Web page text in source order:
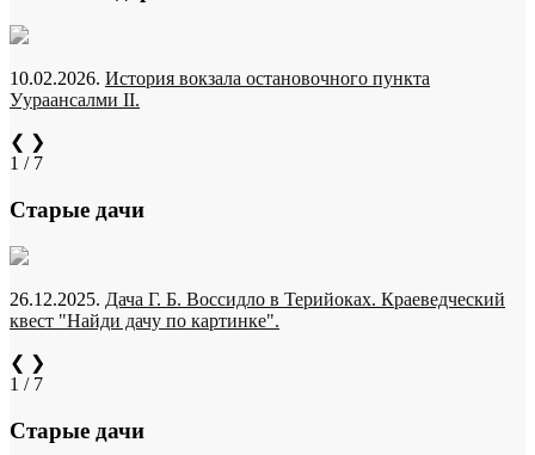
10.02.2026. История вокзала остановочного пункта
Уураансалми II.
❮ ❯
1 / 7
Старые дачи
26.12.2025. Дача Г. Б. Воссидло в Терийоках. Краеведческий
квест "Найди дачу по картинке".
❮ ❯
1 / 7
Старые дачи